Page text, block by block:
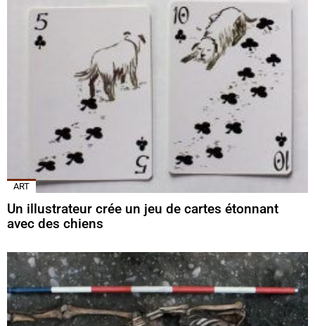
ART
Un illustrateur crée un jeu de cartes étonnant
avec des chiens